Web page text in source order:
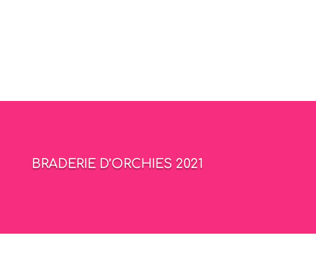
BRADERIE D’ORCHIES 2021